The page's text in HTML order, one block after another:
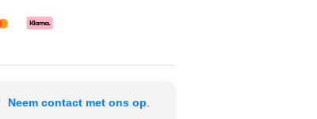
Neem contact met ons op.